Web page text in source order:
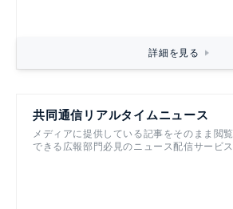
詳細を見る
共同通信リアルタイムニュース
メディアに提供している記事をそのまま閲覧
できる広報部門必見のニュース配信サービス